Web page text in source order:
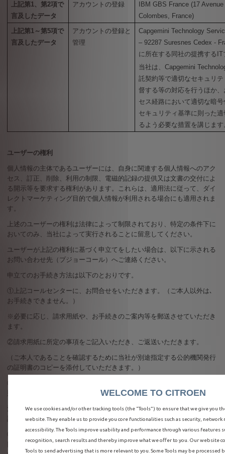
上記第1、第2項で
言及したデータ
アカウントの登録 IBM GBS France (17
Colombes, France)
上記第1 ～第5項で
言及したデータ
アカウントの登録と
管理
Capgemini Technology
– 92287 Suresnes Cedex -
に所在する同社の提携する IT
当社は、 Capgemini
託契約等で適切なセキュリ
督する等の対応を行うほか
セス経路において適切な暗
セキュリティ基準に則った
るよう必要な措置を講じます
ユーザーの権利
個人情報の主体であるユーザーには、自身に関連する個人情報へのアク
セス、訂正、削除、利用の制限、電磁的記録の提供又は文書の交付によ
る開示等を要求する権利があります。これらは、適用法に従って、ダイ
レクトマーケティング目的で個人情報が利用される場合にも適用されま
す。
上述のユーザーの権利は法律によって制限されており、特定の条件下に
おいてのみ、当社によって実行されることに留意してください。
ユーザーが上記の権利に基づく申立てをしたい場合は、以下に示される
お問い合わせ先（プジョーコール）へご連絡ください。
申立てのお手続き方法は以下のとおりです。
①上記コールセンターに、お問合せをいただきます。（ご本人以外は､
お手続きできません。）
※必要に応じ、請求用紙や、お手続きのご案内等を郵送させていただき
ます。
②請求用紙に所定の事項をご記入いただき、ご返送いただきます。
（ご本人であることを確認するために当社が別途指定する公的機関発行
の証明書のコピーを添付していただきます。）
③ご請求の内容について確認のうえ、適正な処理を遅滞なく実施し、原
則として書面（封書）で、回答させていただきます。
法令の定めにより、開示等のご請求に応じられない場合があります。ご
請求に応じられない場合は、その理由をお知らせいたします。
④利用目的の通知に関する請求及び 開示請求については 件につき
円の手数料をお支払いいただきます。（お支払いの方法は、回答に同封
WELCOME TO CITROEN
We use cookies and/or other tracking tools (the “Tools”) to ensure that we give you
website. They enable us to provide you core functionalities such as security, network
accessibility. The Tools improve usability and performance through various features
recognition, search results and thereby improve what we offer to you. Our website
Tools to send advertising that is more relevant to you. Some Tools may be processed